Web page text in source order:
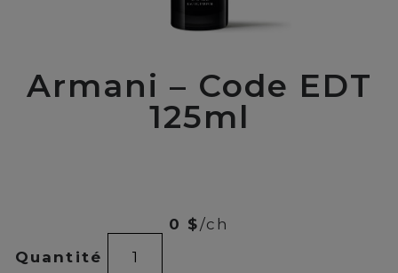
Armani – Code EDT
125ml
0 $ /ch
Quantité
Armani